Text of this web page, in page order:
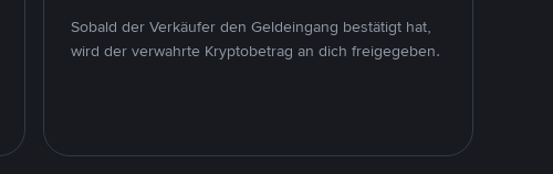
Sobald der Verkäufer den Geldeingang bestätigt hat,
wird der verwahrte Kryptobetrag an dich freigegeben.